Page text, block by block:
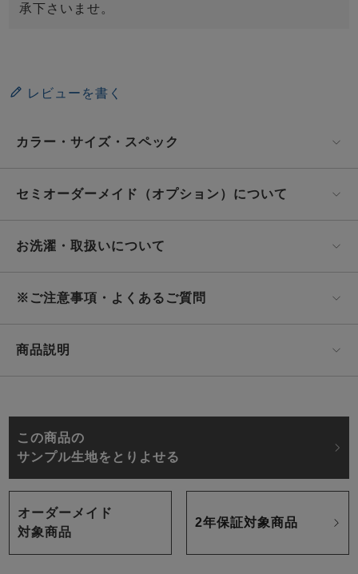
承下さいませ。
レビューを書く
カラー・サイズ・スペック
セミオーダーメイド（オプション）について
お洗濯・取扱いについて
※ご注意事項・よくあるご質問
商品説明
この商品の
サンプル生地をとりよせる
オーダーメイド
対象商品
2年保証対象商品